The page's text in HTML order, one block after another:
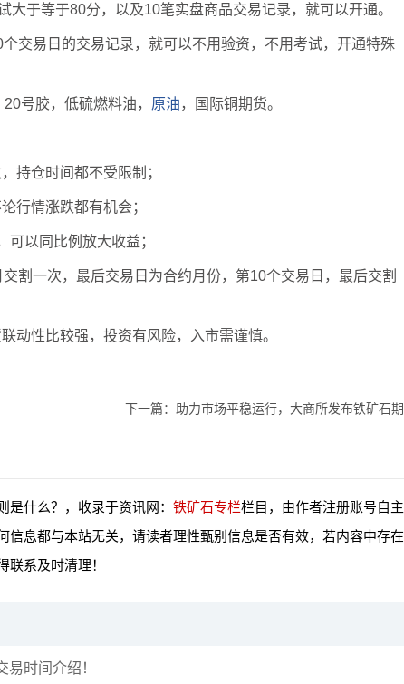
于等于80分，以及10笔实盘商品交易记录，就可以开通。
交易日的交易记录，就可以不用验资，不用考试，开通特殊
号胶，低硫燃料油， 原油，国际铜期货。
持仓时间都不受限制；
行情涨跌都有机会；
以同比例放大收益；
割一次，最后交易日为合约月份，第10个交易日，最后交割
动性比较强，投资有风险，入市需谨慎。
下一篇： 助力市场平稳运行，大商所发布铁矿石期
什么？，收录于资讯网： 铁矿石专栏栏目，由作者注册账号自主
息都与本站无关，请读者理性甄别信息是否有效，若内容中存在
系及时清理！
时间介绍！